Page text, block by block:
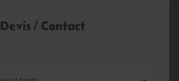
Devis / Contact